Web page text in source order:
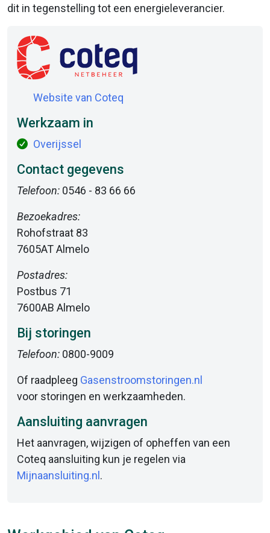
dit in tegenstelling tot een energieleverancier.
Website van Coteq
Werkzaam in
Overijssel
Contact gegevens
Telefoon: 0546 - 83 66 66
Bezoekadres:
Rohofstraat 83
7605AT Almelo
Postadres:
Postbus 71
7600AB Almelo
Bij storingen
Telefoon: 0800-9009
Of raadpleeg Gasenstroomstoringen.nl
voor storingen en werkzaamheden.
Aansluiting aanvragen
Het aanvragen, wijzigen of opheffen van een
Coteq aansluiting kun je regelen via
Mijnaansluiting.nl .